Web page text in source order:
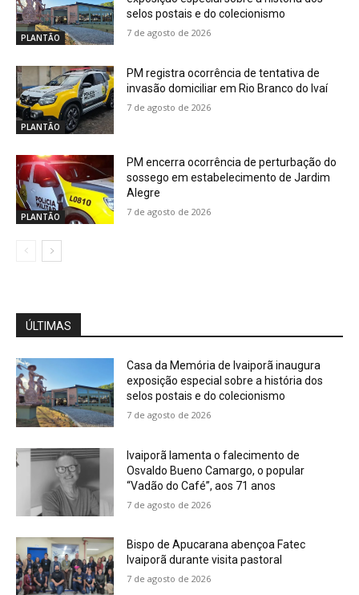
PLANTÃO
selos postais e do colecionismo
7 de agosto de 2026
PLANTÃO
PM registra ocorrência de tentativa de
invasão domiciliar em Rio Branco do Ivaí
7 de agosto de 2026
PLANTÃO
PM encerra ocorrência de perturbação do
sossego em estabelecimento de Jardim
Alegre
7 de agosto de 2026
ÚLTIMAS
Casa da Memória de Ivaiporã inaugura
exposição especial sobre a história dos
selos postais e do colecionismo
7 de agosto de 2026
Ivaiporã lamenta o falecimento de
Osvaldo Bueno Camargo, o popular
“Vadão do Café”, aos 71 anos
7 de agosto de 2026
Bispo de Apucarana abençoa Fatec
Ivaiporã durante visita pastoral
7 de agosto de 2026